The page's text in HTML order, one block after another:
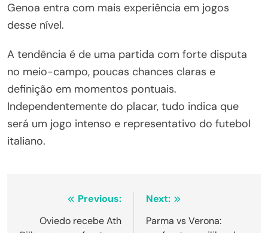
Genoa entra com mais experiência em jogos
desse nível.
A tendência é de uma partida com forte disputa
no meio-campo, poucas chances claras e
definição em momentos pontuais.
Independentemente do placar, tudo indica que
será um jogo intenso e representativo do futebol
italiano.
NavegaçãoPrevious:
Oviedo recebe Ath
Next:
Parma vs Verona: